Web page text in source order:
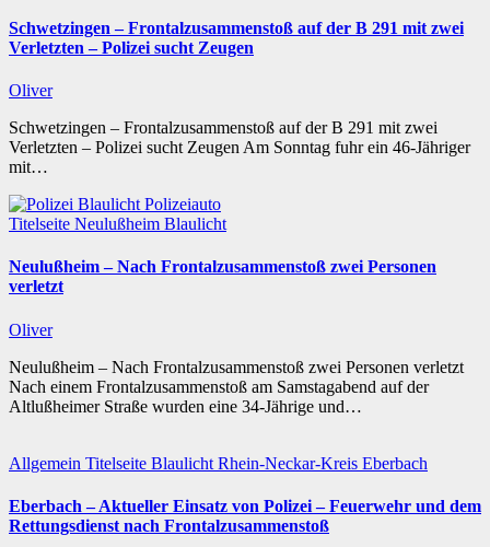
Schwetzingen – Frontalzusammenstoß auf der B 291 mit zwei
Verletzten – Polizei sucht Zeugen
Oliver
Schwetzingen – Frontalzusammenstoß auf der B 291 mit zwei
Verletzten – Polizei sucht Zeugen Am Sonntag fuhr ein 46-Jähriger
mit…
Titelseite Neulußheim Blaulicht
Neulußheim – Nach Frontalzusammenstoß zwei Personen
verletzt
Oliver
Neulußheim – Nach Frontalzusammenstoß zwei Personen verletzt
Nach einem Frontalzusammenstoß am Samstagabend auf der
Altlußheimer Straße wurden eine 34-Jährige und…
Allgemein Titelseite Blaulicht Rhein-Neckar-Kreis Eberbach
Eberbach – Aktueller Einsatz von Polizei – Feuerwehr und dem
Rettungsdienst nach Frontalzusammenstoß